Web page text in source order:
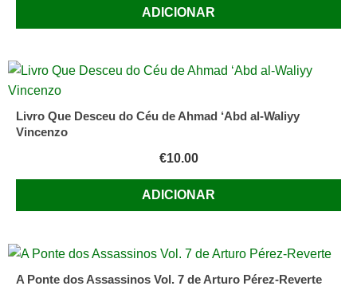
ADICIONAR
Livro Que Desceu do Céu de Ahmad ‘Abd al-Waliyy
Vincenzo
€10.00
ADICIONAR
A Ponte dos Assassinos Vol. 7 de Arturo Pérez-Reverte